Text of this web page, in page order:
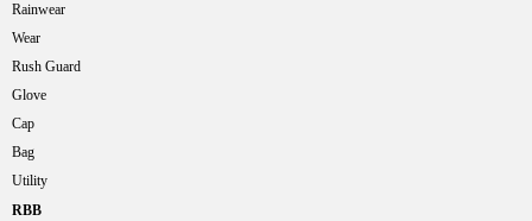
Rainwear
Wear
Rush Guard
Glove
Cap
Bag
Utility
RBB